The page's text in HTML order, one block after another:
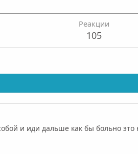
Реакции
105
и иди дальше как бы больно